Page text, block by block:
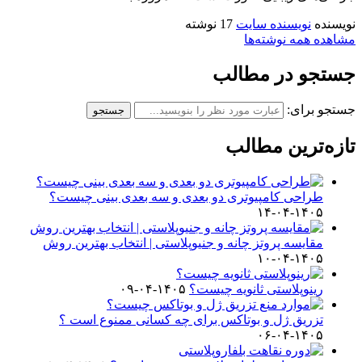
نویسنده نویسنده سایت 17 نوشته
مشاهده همه نوشته‌ها
جستجو در مطالب
جستجو برای: جستجو
تازه‌ترین مطالب
طراحی کامپیوتری دو بعدی و سه بعدی بینی چیست؟
۱۴۰۵-۰۴-۱۴
مقایسه پروتز چانه و جنیوپلاستی | انتخاب بهترین روش
۱۴۰۵-۰۴-۱۰
رینوپلاستی ثانویه چیست؟ ۱۴۰۵-۰۴-۰۹
تزریق ژل و بوتاکس برای چه کسانی ممنوع است ؟
۱۴۰۵-۰۴-۰۶